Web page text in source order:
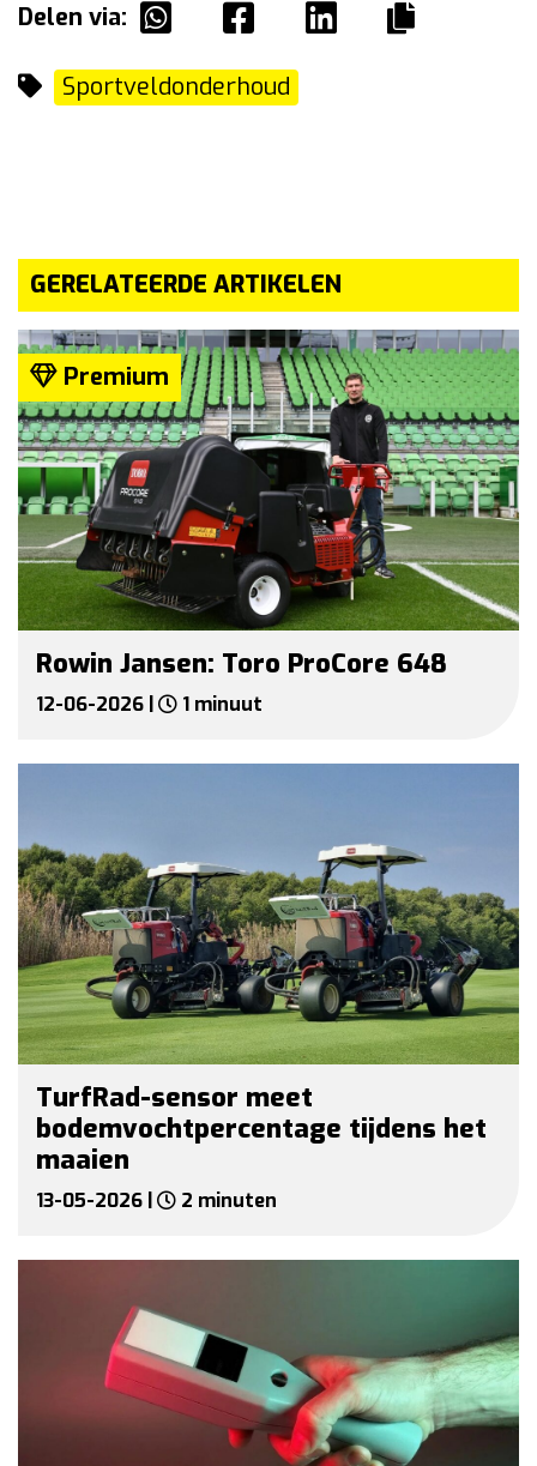
Delen via:
Sportveldonderhoud
GERELATEERDE ARTIKELEN
Premium
Rowin Jansen: Toro ProCore 648
12-06-2026 | 1 minuut
TurfRad-sensor meet
bodemvochtpercentage tijdens het
maaien
13-05-2026 | 2 minuten